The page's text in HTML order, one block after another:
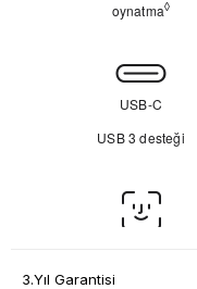
3.Yıl Garantisi